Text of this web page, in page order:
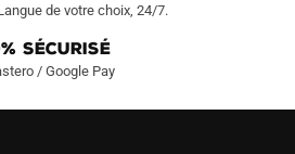
de votre choix, 24/7.
Sécurisé
/ Google Pay